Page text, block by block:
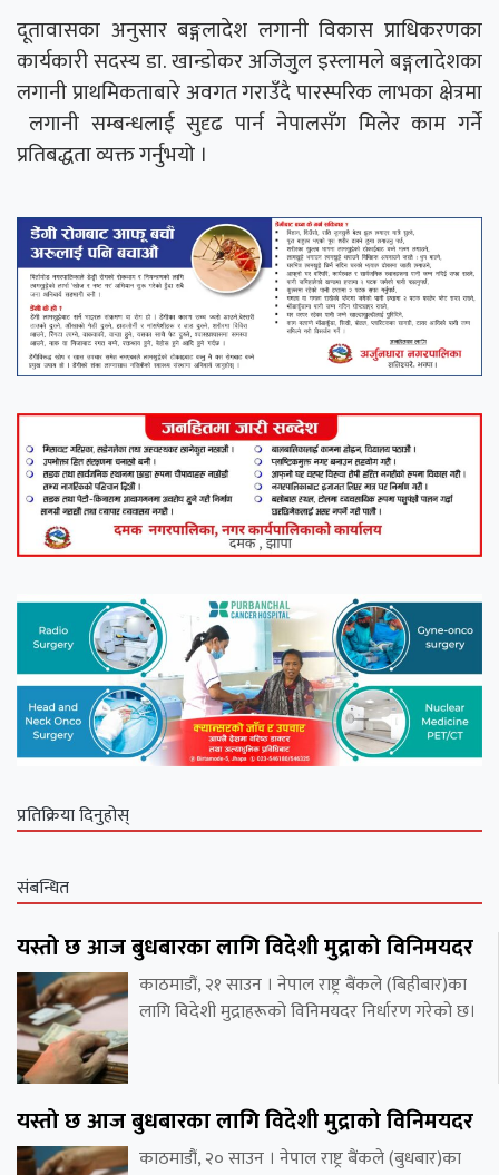
दूतावासका अनुसार बङ्गलादेश लगानी विकास प्राधिकरणका
कार्यकारी सदस्य डा. खान्डोकर अजिजुल इस्लामले बङ्गलादेशका
लगानी प्राथमिकताबारे अवगत गराउँदै पारस्परिक लाभका क्षेत्रमा
लगानी सम्बन्धलाई सुदृढ पार्न नेपालसँग मिलेर काम गर्ने
प्रतिबद्धता व्यक्त गर्नुभयो ।
प्रतिक्रिया दिनुहोस्
संबन्धित
यस्तो छ आज बुधबारका लागि विदेशी मुद्राको विनिमयदर
काठमाडौं, २१ साउन । नेपाल राष्ट्र बैंकले (बिहीबार)का
लागि विदेशी मुद्राहरूको विनिमयदर निर्धारण गरेको छ।
यस्तो छ आज बुधबारका लागि विदेशी मुद्राको विनिमयदर
काठमाडौं, २० साउन । नेपाल राष्ट्र बैंकले (बुधबार)का